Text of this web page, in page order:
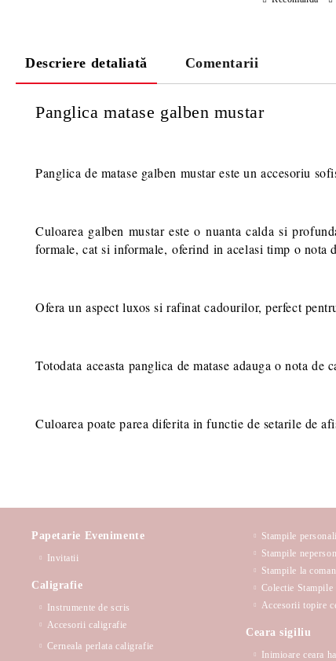
Descriere detaliată Comentarii
Panglica matase galben mustar
Panglica de matase galben mustar este un accesoriu
Culoarea galben mustar este o nuanta calda si
formale, cat si informale,oferind in acelasi timp o nota
Ofera un aspect luxos si rafinat cadourilor, perfect
Totodata aceasta panglica de matase adauga o nota
Culoarea poate parea diferita in functie de setarile de
Papetarie Evenimente
Invitatii
Caligrafie
Instrumente de scris
Accesorii caligrafie
Cerneala perlata caligrafie
Stampile
Stampile
Stampile la
Colectie Stampile
Accesorii topire
Ceara sigiliu
Inimioare ceara